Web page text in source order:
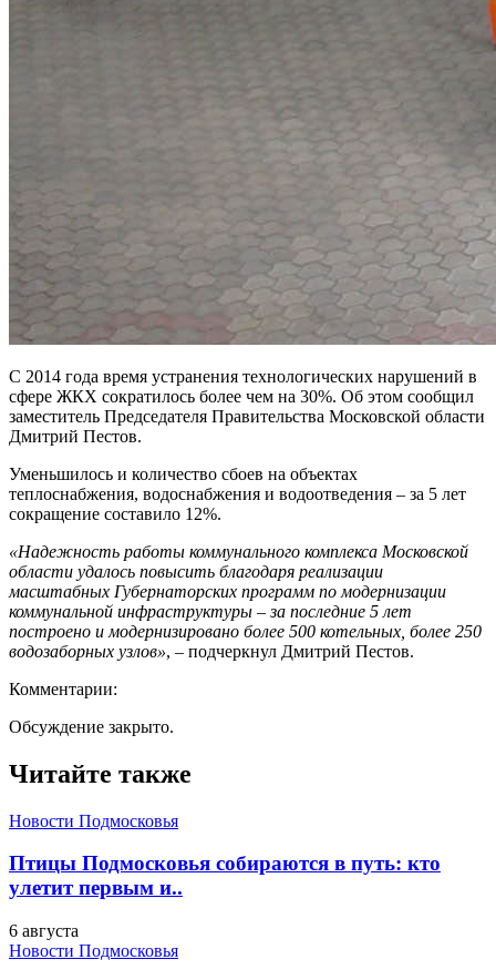
С 2014 года время устранения технологических нарушений в
сфере ЖКХ сократилось более чем на 30%. Об этом сообщил
заместитель Председателя Правительства Московской области
Дмитрий Пестов.
Уменьшилось и количество сбоев на объектах
теплоснабжения, водоснабжения и водоотведения – за 5 лет
сокращение составило 12%.
«Надежность работы коммунального комплекса Московской
области удалось повысить благодаря реализации
масштабных Губернаторских программ по модернизации
коммунальной инфраструктуры – за последние 5 лет
построено и модернизировано более 500 котельных, более 250
водозаборных узлов», – подчеркнул Дмитрий Пестов.
Комментарии:
Обсуждение закрыто.
Читайте также
Новости Подмосковья
Птицы Подмосковья собираются в путь: кто
улетит первым и..
6 августа
Новости Подмосковья